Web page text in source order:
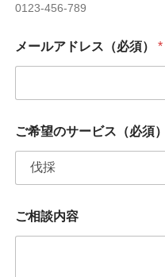
0123-456-789
メールアドレス（必須） *
ご希望のサービス（必須）
ご相談内容